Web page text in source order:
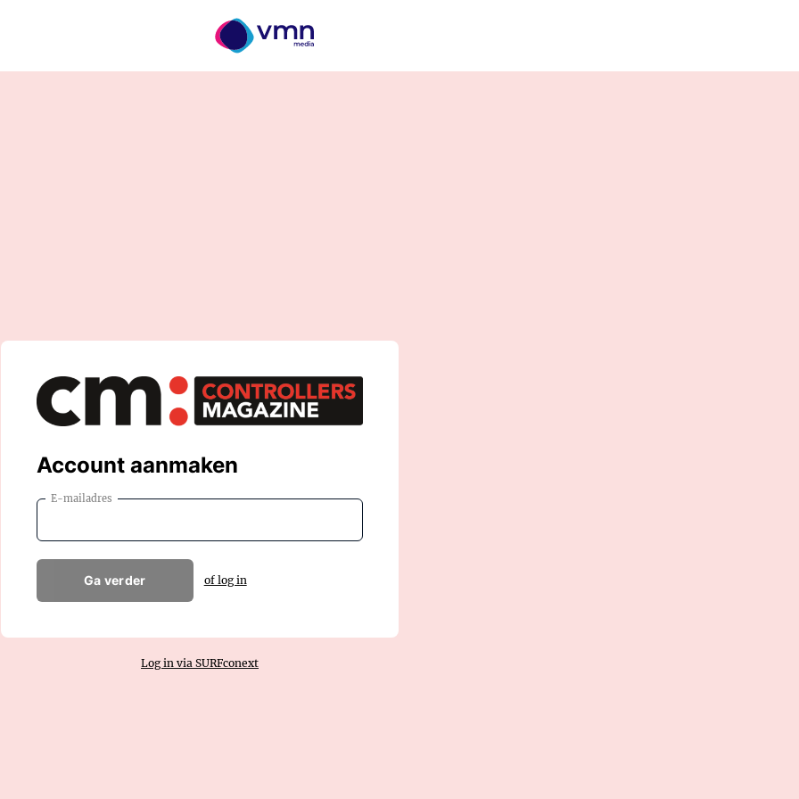
Account aanmaken
E-mailadres
Ga verder of log in
Log in via SURFconext